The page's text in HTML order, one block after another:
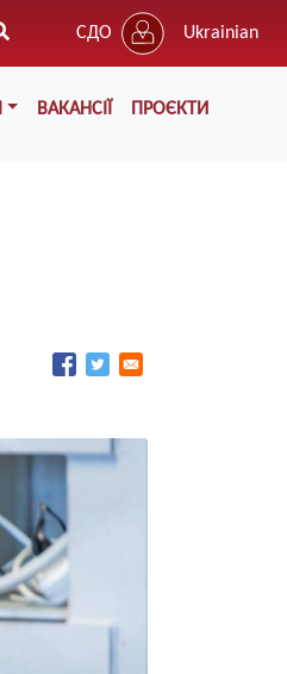
СДО Ukrainian
ВАКАНСІЇ ПРОЄКТИ